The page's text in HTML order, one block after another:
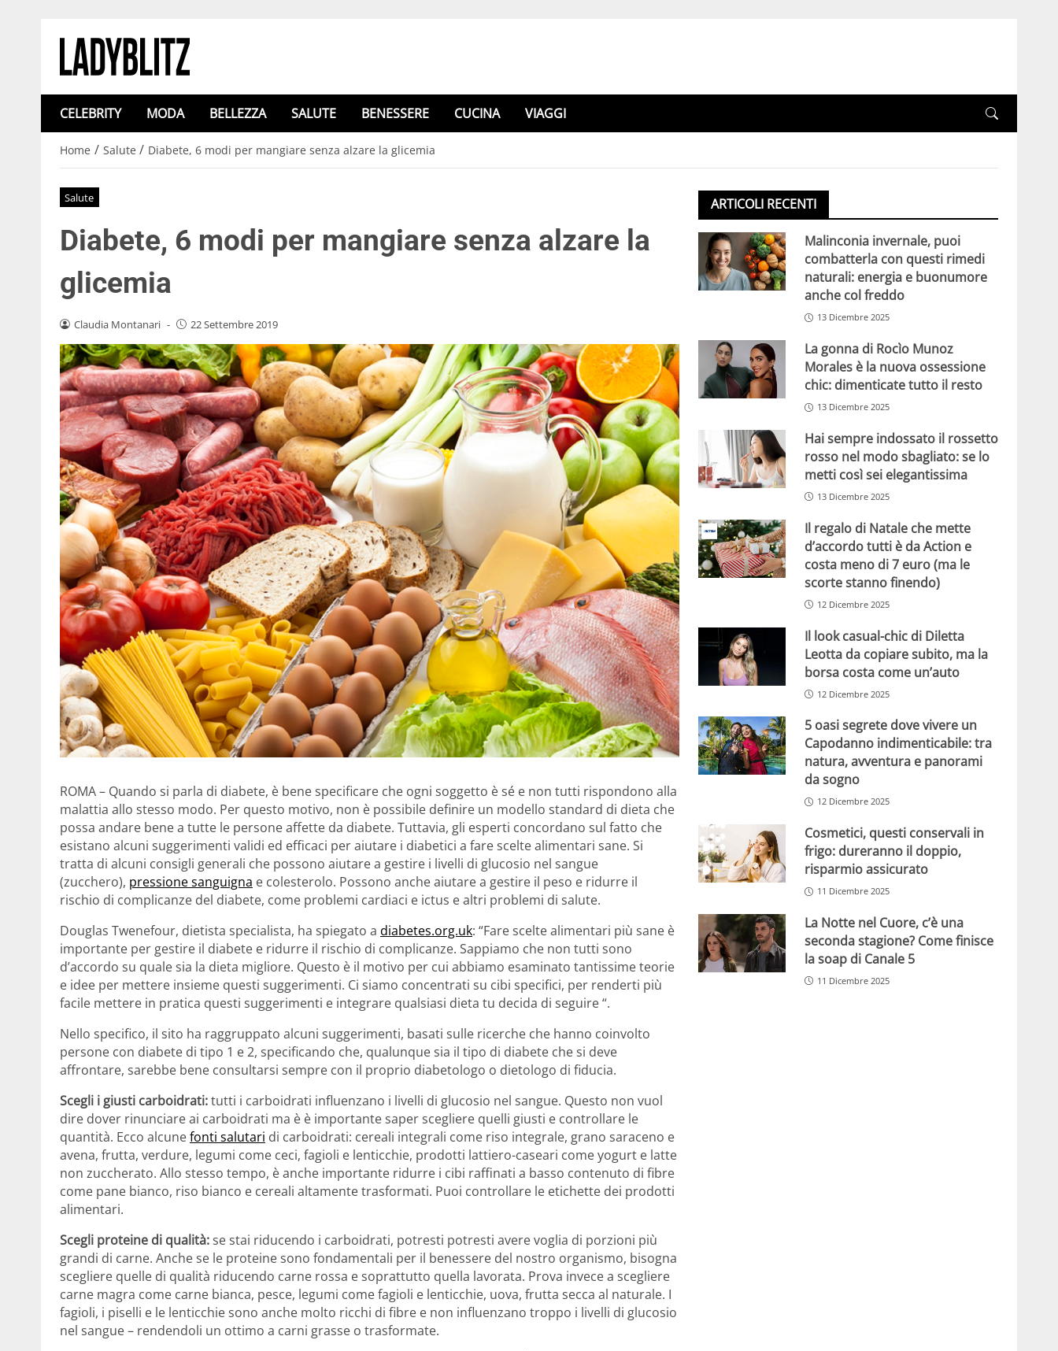
CELEBRITY MODA BELLEZZA SALUTE BENESSERE CUCINA VIAGGI
Home / Salute / Diabete, 6 modi per mangiare senza alzare la glicemia
Salute
Diabete, 6 modi per mangiare senza alzare la
glicemia
Claudia Montanari - 22 Settembre 2019
ROMA – Quando si parla di diabete, è bene specificare che ogni soggetto è sé e non tutti rispondono alla
malattia allo stesso modo. Per questo motivo, non è possibile definire un modello standard di dieta che
possa andare bene a tutte le persone affette da diabete. Tuttavia, gli esperti concordano sul fatto che
esistano alcuni suggerimenti validi ed efficaci per aiutare i diabetici a fare scelte alimentari sane. Si
tratta di alcuni consigli generali che possono aiutare a gestire i livelli di glucosio nel sangue
(zucchero), pressione sanguigna e colesterolo. Possono anche aiutare a gestire il peso e ridurre il
rischio di complicanze del diabete, come problemi cardiaci e ictus e altri problemi di salute.
Douglas Twenefour, dietista specialista, ha spiegato a diabetes.org.uk: “Fare scelte alimentari più sane è
importante per gestire il diabete e ridurre il rischio di complicanze. Sappiamo che non tutti sono
d’accordo su quale sia la dieta migliore. Questo è il motivo per cui abbiamo esaminato tantissime teorie
e idee per mettere insieme questi suggerimenti. Ci siamo concentrati su cibi specifici, per renderti più
facile mettere in pratica questi suggerimenti e integrare qualsiasi dieta tu decida di seguire “.
Nello specifico, il sito ha raggruppato alcuni suggerimenti, basati sulle ricerche che hanno coinvolto
persone con diabete di tipo 1 e 2, specificando che, qualunque sia il tipo di diabete che si deve
affrontare, sarebbe bene consultarsi sempre con il proprio diabetologo o dietologo di fiducia.
Scegli i giusti carboidrati:tutti i carboidrati influenzano i livelli di glucosio nel sangue. Questo non vuol
dire dover rinunciare ai carboidrati ma è è importante saper scegliere quelli giusti e controllare le
quantità. Ecco alcunefonti salutari di carboidrati: cereali integrali come riso integrale, grano saraceno e
avena, frutta, verdure, legumi come ceci, fagioli e lenticchie, prodotti lattiero-caseari come yogurt e latte
non zuccherato. Allo stesso tempo, è anche importante ridurre i cibi raffinati a basso contenuto di fibre
come pane bianco, riso bianco e cereali altamente trasformati. Puoi controllare le etichette dei prodotti
alimentari.
Scegli proteine di qualità:se stai riducendo i carboidrati, potresti potresti avere voglia di porzioni più
grandi di carne. Anche se le proteine sono fondamentali per il benessere del nostro organismo, bisogna
scegliere quelle di qualità riducendo carne rossa e soprattutto quella lavorata. Prova invece a scegliere
carne magra come carne bianca, pesce, legumi come fagioli e lenticchie, uova, frutta secca al naturale. I
fagioli, i piselli e le lenticchie sono anche molto ricchi di fibre e non influenzano troppo i livelli di glucosio
nel sangue – rendendoli un ottimo a carni grasse o trasformate.
ARTICOLI RECENTI
Malinconia invernale, puoi
combatterla con questi rimedi
naturali: energia e buonumore
anche col freddo
13 Dicembre 2025
La gonna di Rocìo Munoz
Morales è la nuova ossessione
chic: dimenticate tutto il resto
13 Dicembre 2025
Hai sempre indossato il rossetto
rosso nel modo sbagliato: se lo
metti così sei elegantissima
13 Dicembre 2025
Il regalo di Natale che mette
d’accordo tutti è da Action e
costa meno di 7 euro (ma le
scorte stanno finendo)
12 Dicembre 2025
Il look casual-chic di Diletta
Leotta da copiare subito, ma la
borsa costa come un’auto
12 Dicembre 2025
5 oasi segrete dove vivere un
Capodanno indimenticabile: tra
natura, avventura e panorami
da sogno
12 Dicembre 2025
Cosmetici, questi conservali in
frigo: dureranno il doppio,
risparmio assicurato
11 Dicembre 2025
La Notte nel Cuore, c’è una
seconda stagione? Come finisce
la soap di Canale 5
11 Dicembre 2025